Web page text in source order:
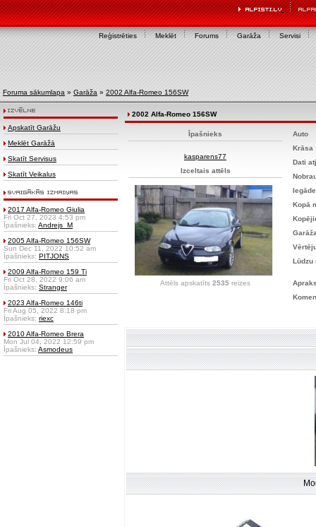
Reģistrēties Meklēt Forums Garāža Servisi
Foruma sākumlapa » Garāža » 2002 Alfa-Romeo 156SW
Apskatīt Garāžu
Meklēt Garāžā
Skatīt Servisus
Skatīt Veikalus
2017 Alfa-Romeo Giulia
Fri Oct 27, 2023 4:53 pm
Īpašnieks: Andrejs_M
2005 Alfa-Romeo 156SW
Sun Dec 11, 2022 10:52 am
Īpašnieks: PITJONS
2009 Alfa-Romeo 159 Ti
Fri Oct 28, 2022 9:06 am
Īpašnieks: Stranger
2023 Alfa-Romeo 146ti
Fri Aug 05, 2022 8:18 pm
Īpašnieks: riexc
2010 Alfa-Romeo Brera
Mon Jul 04, 2022 12:59 pm
Īpašnieks: Asmodeus
2002 Alfa-Romeo 156SW
Īpašnieks
kasparens77
Izceltais attēls
Attēls apskatīts 2535 reizes
Auto
Krāsa
Dati
Kopā
Lūdzu